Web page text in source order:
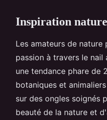
Inspiration
Les amateurs de
passion à travers le
une tendance phare de
botaniques et
sur des ongles soignés
beauté de la nature et